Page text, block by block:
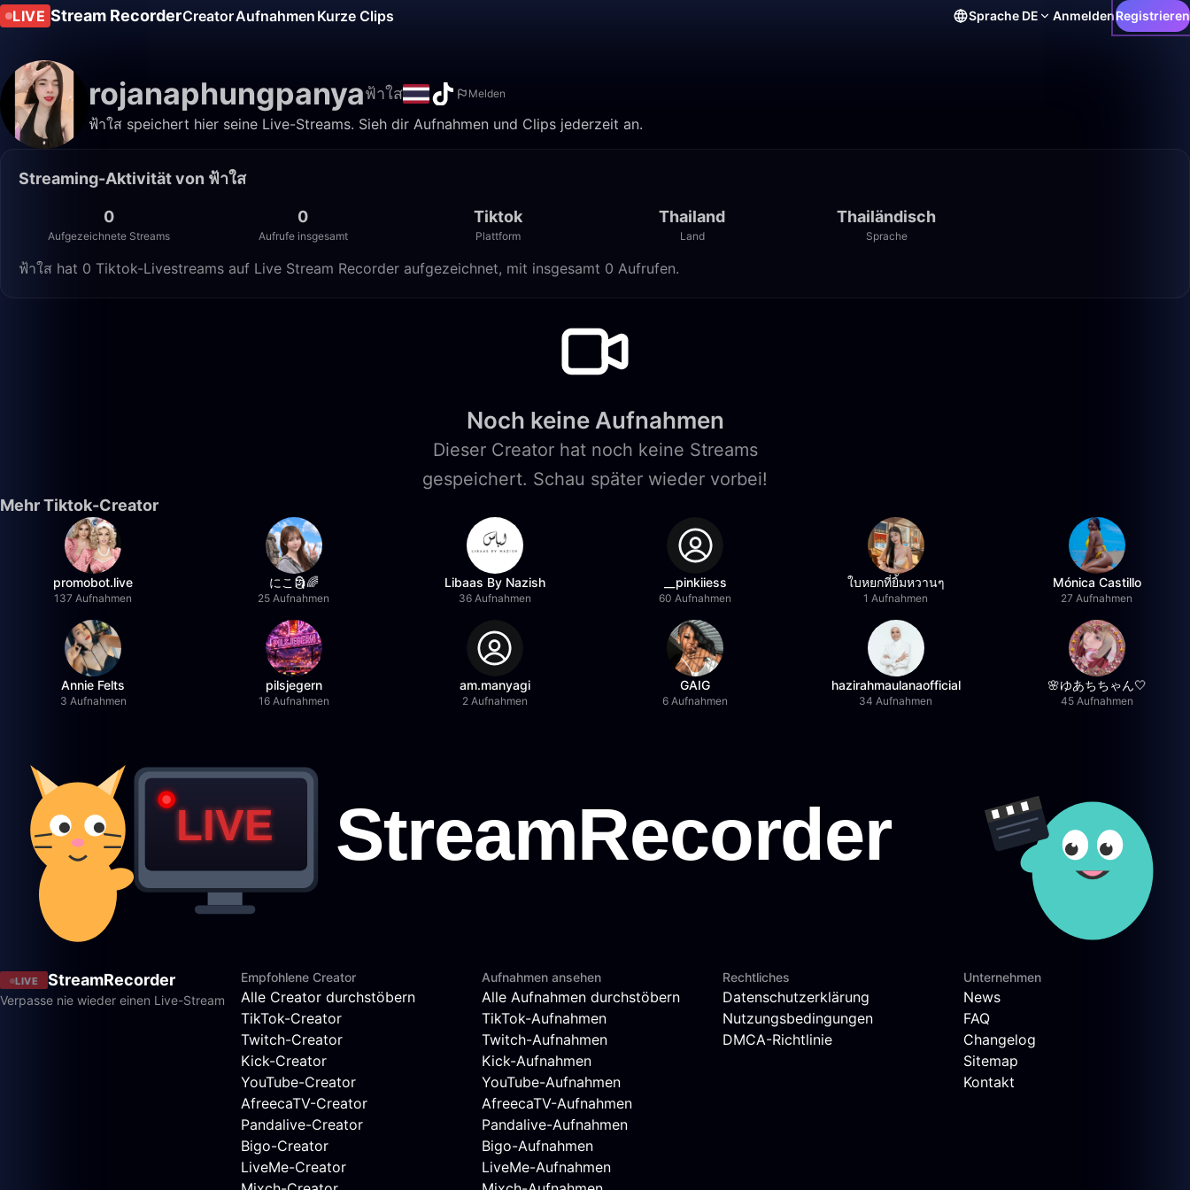
LIVE Stream RecorderCreatorAufnahmen Kurze Clips Sprache DE AnmeldenRegistrieren
rojanaphungpanyaฟ้าใส Melden
ฟ้าใส speichert hier seine Live-Streams. Sieh dir Aufnahmen und Clips jederzeit an.
Streaming-Aktivität von ฟ้าใส
0
Aufgezeichnete Streams
0
Aufrufe insgesamt
Tiktok
Plattform
Thailand
Land
Thailändisch
Sprache
ฟ้าใส hat 0 Tiktok-Livestreams auf Live Stream Recorder aufgezeichnet, mit insgesamt 0 Aufrufen.
Noch keine Aufnahmen
Dieser Creator hat noch keine Streams
gespeichert. Schau später wieder vorbei!
Mehr Tiktok-Creator
promobot.live
137 Aufnahmen
にこ🗿🌈
25 Aufnahmen
Libaas By Nazish
36 Aufnahmen
__pinkiiess
60 Aufnahmen
ใบหยกที่ยิ้มหวานๆ
1 Aufnahmen
Mónica Castillo
27 Aufnahmen
Annie Felts
3 Aufnahmen
pilsjegern
16 Aufnahmen
am.manyagi
2 Aufnahmen
GAIG
6 Aufnahmen
hazirahmaulanaofficial
34 Aufnahmen
🌸ゆあちちゃん🤍
45 Aufnahmen
LIVE StreamRecorder
Verpasse nie wieder einen Live-Stream
Empfohlene Creator
Alle Creator durchstöbern
TikTok-Creator
Twitch-Creator
Kick-Creator
YouTube-Creator
AfreecaTV-Creator
Pandalive-Creator
Bigo-Creator
LiveMe-Creator
Aufnahmen ansehen
Alle Aufnahmen durchstöbern
TikTok-Aufnahmen
Twitch-Aufnahmen
Kick-Aufnahmen
YouTube-Aufnahmen
AfreecaTV-Aufnahmen
Pandalive-Aufnahmen
Bigo-Aufnahmen
LiveMe-Aufnahmen
Rechtliches
Datenschutzerklärung
Nutzungsbedingungen
DMCA-Richtlinie
Unternehmen
News
FAQ
Changelog
Sitemap
Kontakt